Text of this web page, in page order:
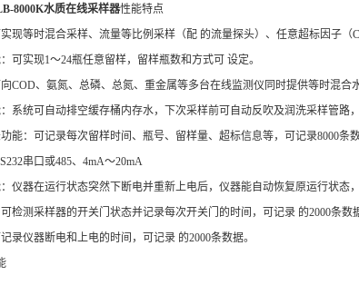
8000K水质在线采样器性能特点
等时混合采样、流量等比例采样（配 的流量探头）、任意超标因子（
实现1～24瓶任意留样，留样瓶数和方式可 设定。
、氨氮、总磷、总氮、重金属等多台在线监测仪同时提供等时混合
统可自动排空缓存桶内存水，下次采样前可自动反吹及润洗采样管路
：可记录每次留样时间、瓶号、留样量、超标信息等，可记录8000条数
串口或485、4mA～20mA
器在运行状态突然下断电并重新上电后，仪器能自动恢复原运行状态，
测采样器的开关门状态并记录每次开关门的时间，可记录 的2000条数
仪器断电和上电的时间，可记录 的2000条数据。